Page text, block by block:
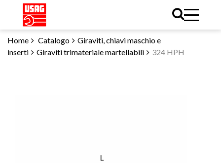
Home Catalogo
Giraviti, chiavi maschio e
inserti
Giraviti trimateriale martellabili 324 HPH